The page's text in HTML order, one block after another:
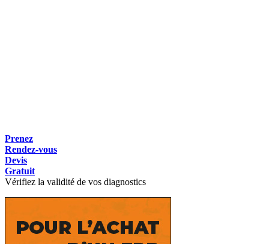
Prenez
Rendez-vous
Devis
Gratuit
Vérifiez la validité de vos diagnostics